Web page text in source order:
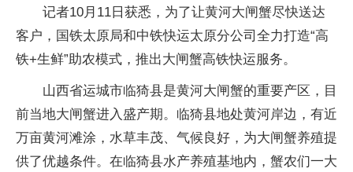
记者10月11日获悉，为了让黄河大闸蟹尽快送达
客户，国铁太原局和中铁快运太原分公司全力打造“高
铁+生鲜”助农模式，推出大闸蟹高铁快运服务。
山西省运城市临猗县是黄河大闸蟹的重要产区，目
前当地大闸蟹进入盛产期。临猗县地处黄河岸边，有近
万亩黄河滩涂，水草丰茂、气候良好，为大闸蟹养殖提
供了优越条件。在临猗县水产养殖基地内，蟹农们一大